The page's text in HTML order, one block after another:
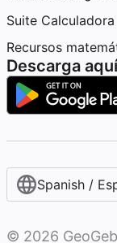
Suite Calculadora
Recursos
Descarga
Spanish /
© 2026